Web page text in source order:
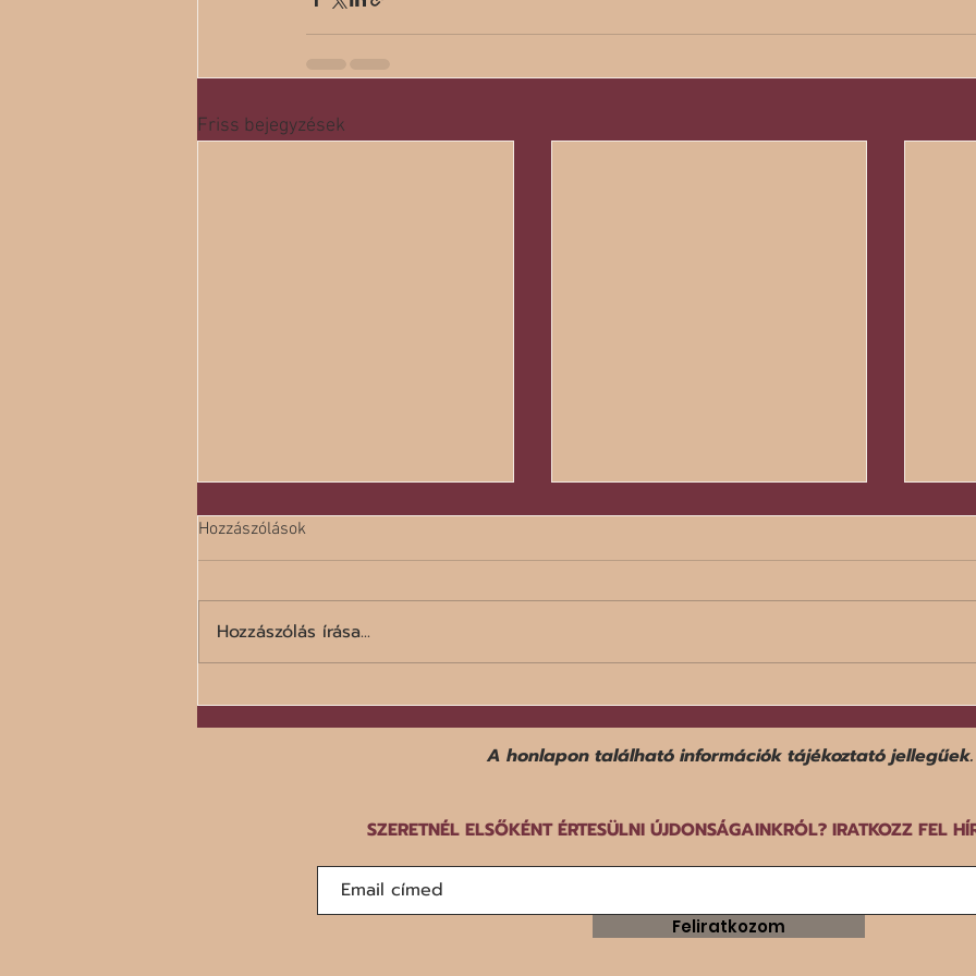
Friss bejegyzések
norvég-svéd közös rendezésű
Hozzászólások
Hozzászólás írása...
A honlapon található információk tájékoztató jellegűek.
SZERETNÉL ELSŐKÉNT ÉRTESÜLNI ÚJDONSÁGAINKRÓL? IRATKOZZ FEL
Feliratkozom